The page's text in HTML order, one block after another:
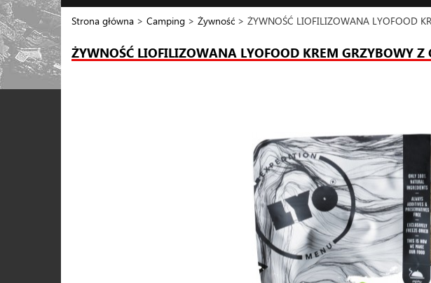
Strona główna > Camping > Żywność > ŻYWNOŚĆ LIOFILIZOWANA LYOFOOD
ŻYWNOŚĆ LIOFILIZOWANA LYOFOOD KREM GRZYBOWY Z